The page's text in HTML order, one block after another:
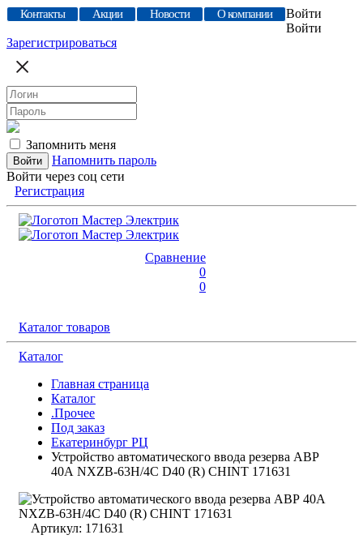
Контакты Акции Новости О компании
Войти
Войти
Зарегистрироваться
Запомнить меня
Напомнить пароль
Войти через соц сети
Регистрация
Сравнение
0
0
Каталог товаров
Каталог
Главная страница
Каталог
.Прочее
Под заказ
Екатеринбург РЦ
Устройство автоматического ввода резерва АВР
40А NXZB-63H/4C D40 (R) CHINT 171631
Артикул: 171631